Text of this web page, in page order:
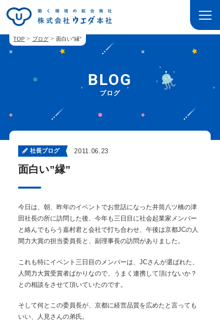
TOP ブログ 面白い”縁”
BLOG
ブログ
社長ブログ 2011.06.23
面白い”縁”
今日は、朝、昨年のイベントでお世話になった井筒八ツ橋の津
田社長の所に訪問した後、今年も三日目に社会起業家メンバー
と絡んでもらう嘉村君と会社で打ち合わせ、午後は京都JCの人
間力大賞の担当委員長と、副理事長の訪問がありました。
これも特にイベント三日目のメンバーは、JCさんが選ばれた、
人間力大賞受賞者ばかりなので、うまく連携して頂けないか？
との相談をさせて頂いていたのです。
そして何とこの委員長が、京都に経営品質を広めたと言っても
いい、人見さんの弟氏。